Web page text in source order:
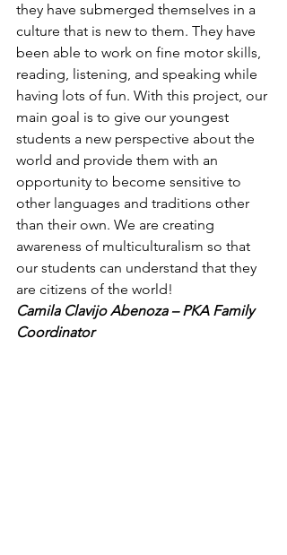
they have submerged themselves in a
culture that is new to them. They have
been able to work on fine motor skills,
reading, listening, and speaking while
having lots of fun. With this project, our
main goal is to give our youngest
students a new perspective about the
world and provide them with an
opportunity to become sensitive to
other languages and traditions other
than their own. We are creating
awareness of multiculturalism so that
our students can understand that they
are citizens of the world!
Camila Clavijo Abenoza – PKA Family
Coordinator